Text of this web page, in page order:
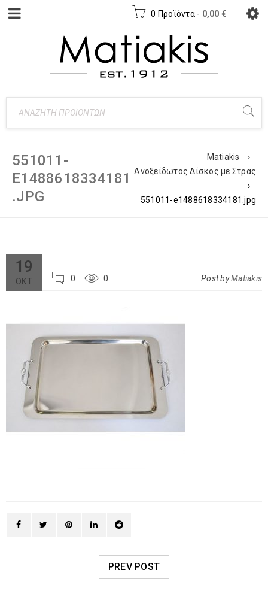
0 Προϊόντα - 0,00 €
551011-
E1488618334181
.JPG
Matiakis
›
Ανοξείδωτος Δίσκος με Στρας
›
551011-e1488618334181.jpg
19
ΟΚΤ 0 0 Post byMatiakis
PREV POST